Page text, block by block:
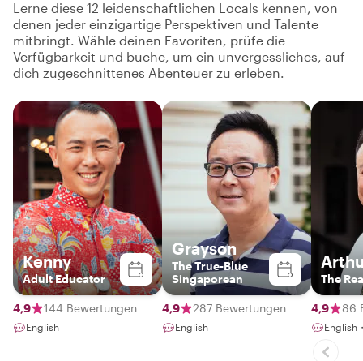
Lerne diese 12 leidenschaftlichen Locals kennen, von
denen jeder einzigartige Perspektiven und Talente
mitbringt. Wähle deinen Favoriten, prüfe die
Verfügbarkeit und buche, um ein unvergessliches, auf
dich zugeschnittenes Abenteuer zu erleben.
Kenny
Adult Educator
4,9 144 Bewertungen
English
Grayson
The True-Blue
Singaporean
4,9 287 Bewertungen
English
The
4,9 86
English